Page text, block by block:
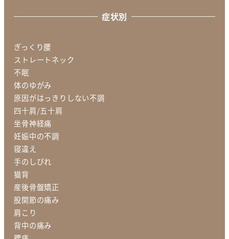
症状別
ぎっくり腰
ストレートネック
不眠
体のゆがみ
原因がはっきりしない不調
四十肩/五十肩
坐骨神経痛
妊娠中の不調
寝違え
手のしびれ
猫背
産後骨盤矯正
股関節の痛み
肩こり
背中の痛み